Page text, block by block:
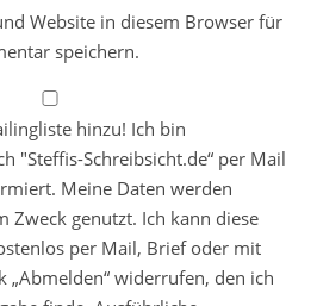
Website in diesem Browser für
speichern.
hinzu! Ich bin
"Steffis-Schreibsicht.de“ per Mail
Meine Daten werden
Zweck genutzt. Ich kann diese
per Mail, Brief oder mit
„Abmelden“ widerrufen, den ich